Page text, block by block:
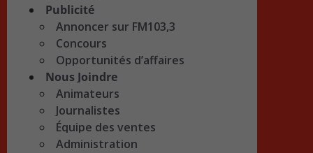
Publicité
Annoncer sur FM103,3
Concours
Opportunités d’affaires
Nous Joindre
Animateurs
Journalistes
Équipe des ventes
Administration